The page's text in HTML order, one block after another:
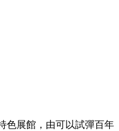
色展館，由可以試彈百年